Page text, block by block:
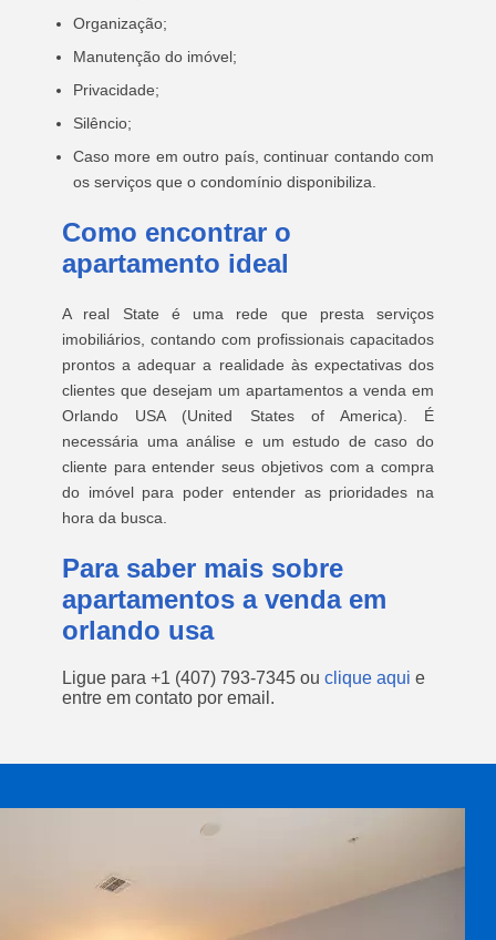
Organização;
Manutenção do imóvel;
Privacidade;
Silêncio;
Caso more em outro país, continuar contando com
os serviços que o condomínio disponibiliza.
Como encontrar o
apartamento ideal
A real State é uma rede que presta serviços
imobiliários, contando com profissionais capacitados
prontos a adequar a realidade às expectativas dos
clientes que desejam um apartamentos a venda em
Orlando USA (United States of America). É
necessária uma análise e um estudo de caso do
cliente para entender seus objetivos com a compra
do imóvel para poder entender as prioridades na
hora da busca.
Para saber mais sobre
apartamentos a venda em
orlando usa
Ligue para +1 (407) 793-7345 ou clique aqui e
entre em contato por email.